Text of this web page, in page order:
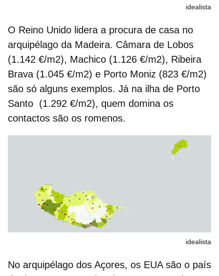
idealista
O Reino Unido lidera a procura de casa no
arquipélago da Madeira. Câmara de Lobos
(1.142 €/m2), Machico (1.126 €/m2), Ribeira
Brava (1.045 €/m2) e Porto Moniz (823 €/m2)
são só alguns exemplos. Já na ilha de Porto
Santo (1.292 €/m2), quem domina os
contactos são os romenos.
idealista
No arquipélago dos Açores, os EUA são o país